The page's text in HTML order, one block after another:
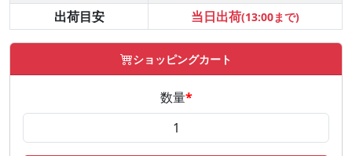
出荷目安
当日出荷(13:00まで)
ショッピングカート
数量*